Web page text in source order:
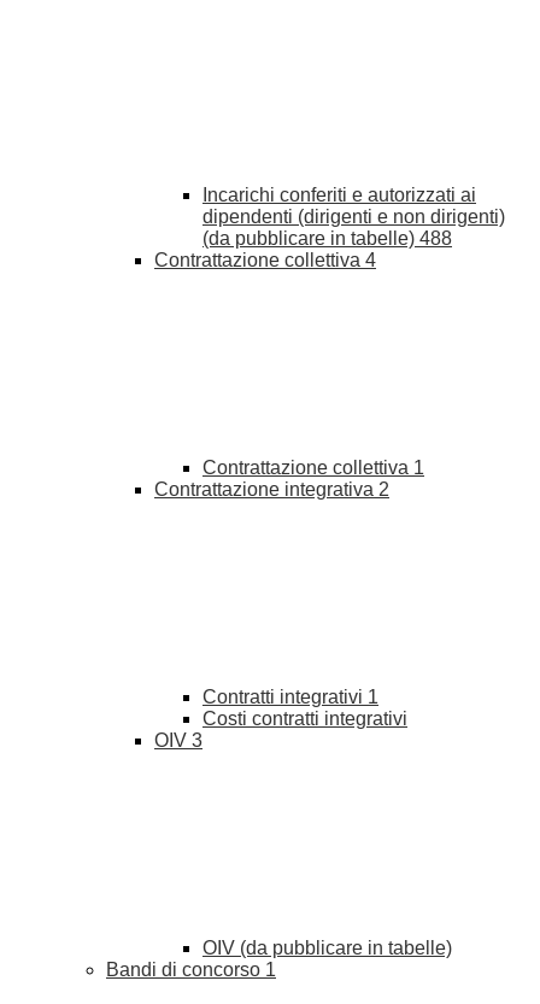
Incarichi conferiti e autorizzati ai
dipendenti (dirigenti e non dirigenti)
(da pubblicare in tabelle) 488
Contrattazione collettiva 4
Contrattazione collettiva 1
Contrattazione integrativa 2
Contratti integrativi 1
Costi contratti integrativi
OIV 3
OIV (da pubblicare in tabelle)
Bandi di concorso 1